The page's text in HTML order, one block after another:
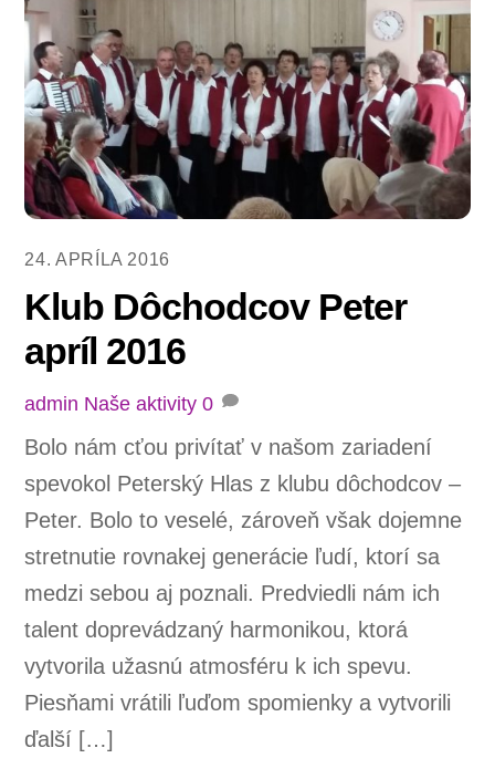
24. APRÍLA 2016
Klub Dôchodcov Peter
apríl 2016
admin Naše aktivity 0
Bolo nám cťou privítať v našom zariadení
spevokol Peterský Hlas z klubu dôchodcov –
Peter. Bolo to veselé, zároveň však dojemne
stretnutie rovnakej generácie ľudí, ktorí sa
medzi sebou aj poznali. Predviedli nám ich
talent doprevádzaný harmonikou, ktorá
vytvorila užasnú atmosféru k ich spevu.
Piesňami vrátili ľuďom spomienky a vytvorili
ďalší […]